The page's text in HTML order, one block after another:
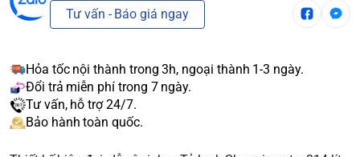
Tư vấn - Báo giá ngay
Hỏa tốc nội thành trong 3h, ngoại thành 1-3 ngày.
Đổi trả miễn phí trong 7 ngày.
Tư vấn, hỗ trợ 24/7.
Bảo hành toàn quốc.